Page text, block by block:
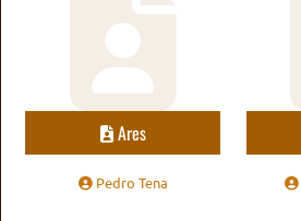
Ares
Pedro Tena